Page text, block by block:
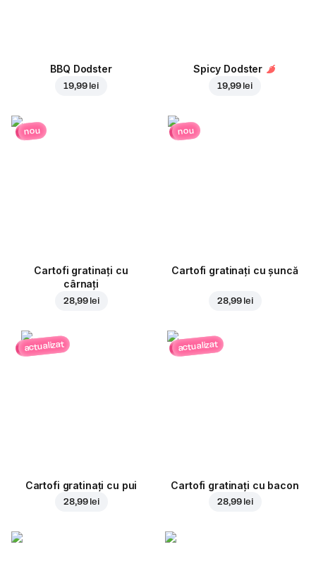
BBQ Dodster
19,99 lei
Spicy Dodster
19,99 lei
nou
Cartofi gratinați cu
cârnați
28,99 lei
nou
Cartofi gratinați cu șuncă
28,99 lei
actualizat
Cartofi gratinați cu pui
28,99 lei
actualizat
Cartofi gratinați cu bacon
28,99 lei